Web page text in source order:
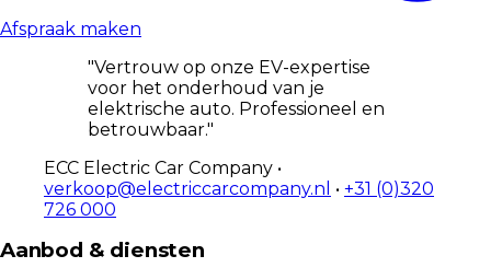
Afspraak maken
"Vertrouw op onze EV-expertise
voor het onderhoud van je
elektrische auto. Professioneel en
betrouwbaar."
ECC Electric Car Company •
verkoop@electriccarcompany.nl • +31 (0)320
726 000
Aanbod & diensten